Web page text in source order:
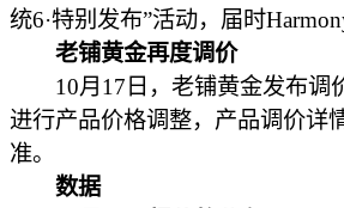
统6·特别发布”活动，届时
老铺黄金再度调价
10月17日，老铺黄金发布调
进行产品价格调整，产品调价详
准。
数据